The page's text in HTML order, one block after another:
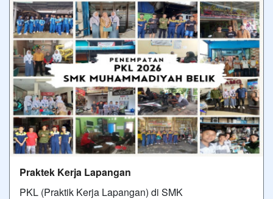
Praktek Kerja Lapangan
PKL (Praktik Kerja Lapangan) di SMK